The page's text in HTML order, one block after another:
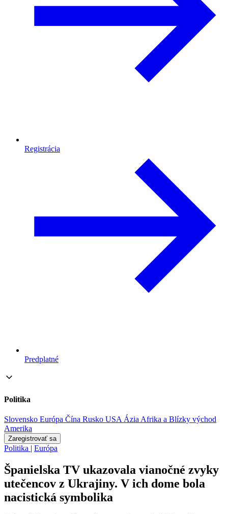
Registrácia
Predplatné
Politika
Slovensko Európa Čína Rusko USA ÁziaAfrika a Blízky východ
Amerika
Zaregistrovať sa
Politika | Európa
Španielska TV ukazovala vianočné zvyky
utečencov z Ukrajiny. V ich dome bola
nacistická symbolika